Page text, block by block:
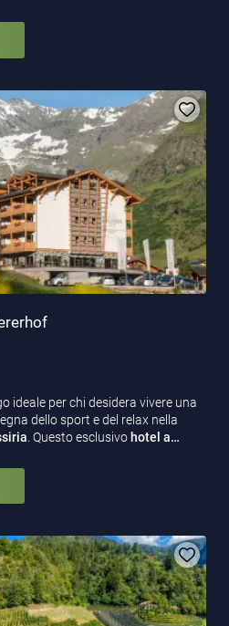
ideale per chi desidera vivere una
dello sport e del relax nella
. Questo esclusivo hotel a…